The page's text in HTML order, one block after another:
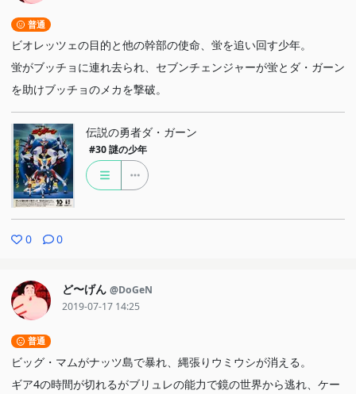
普通
ビオレッツェの目的と他の幹部の使命、蛍を追い回す少年。
蛍がブッチョに連れ去られ、セブンチェンジャーが蛍とダ・ガーン
を助けブッチョのメカを撃破。
伝説の勇者ダ・ガーン
#30 謎の少年
0 0
ど〜げん @DoGeN
2019-07-17 14:25
普通
ビッグ・マムがナッツ島で暴れ、縄張りウミウシが消える。
ギア4の時間が切れるがブリュレの能力で鏡の世界から逃れ、ケー